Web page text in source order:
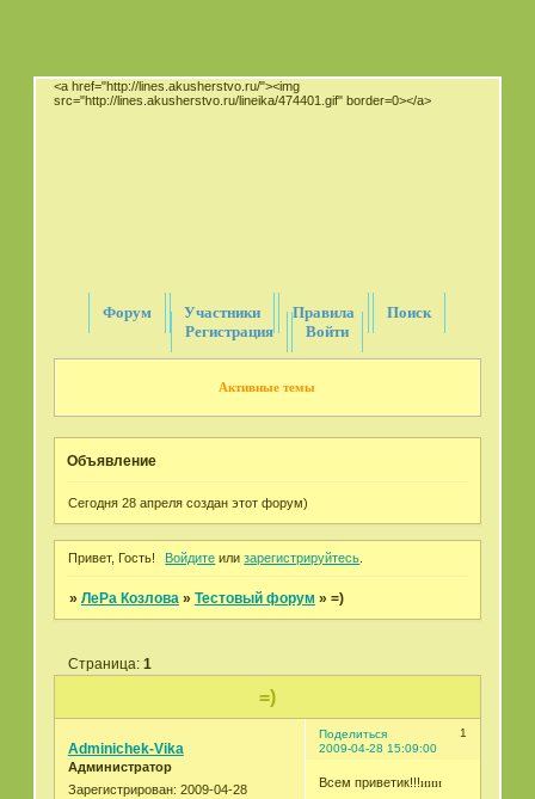
<a href="http://lines.akusherstvo.ru/"><img
src="http://lines.akusherstvo.ru/lineika/474401.gif" border=0></a>
Форум Участники Правила
Поиск
Регистрация
Войти
Активные темы
Объявление
Сегодня 28 апреля создан этот форум)
Привет, Гость! Войдите илизарегистрируйтесь
» ЛеРа Козлова » Тестовый форум » =)
=)
Страница: 1
Поделиться
1
2009-04-28 15:09:00
Adminichek-Vika
Администратор
Зарегистрирован: 2009-04-28
Всем приветик!!!иии